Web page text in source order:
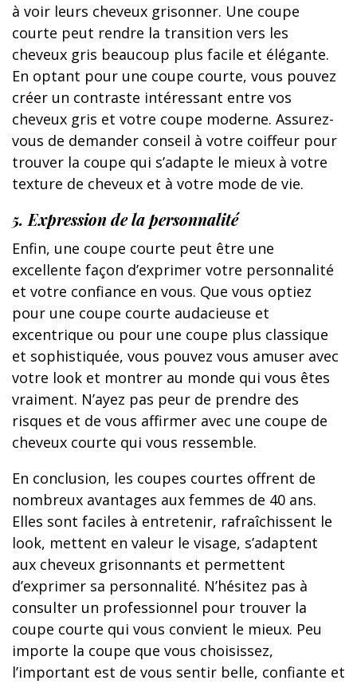
à voir leurs cheveux grisonner. Une coupe
courte peut rendre la transition vers les
cheveux gris beaucoup plus facile et élégante.
En optant pour une coupe courte, vous pouvez
créer un contraste intéressant entre vos
cheveux gris et votre coupe moderne. Assurez-
vous de demander conseil à votre coiffeur pour
trouver la coupe qui s’adapte le mieux à votre
texture de cheveux et à votre mode de vie.
5. Expression de la personnalité
Enfin, une coupe courte peut être une
excellente façon d’exprimer votre personnalité
et votre confiance en vous. Que vous optiez
pour une coupe courte audacieuse et
excentrique ou pour une coupe plus classique
et sophistiquée, vous pouvez vous amuser avec
votre look et montrer au monde qui vous êtes
vraiment. N’ayez pas peur de prendre des
risques et de vous affirmer avec une coupe de
cheveux courte qui vous ressemble.
En conclusion, les coupes courtes offrent de
nombreux avantages aux femmes de 40 ans.
Elles sont faciles à entretenir, rafraîchissent le
look, mettent en valeur le visage, s’adaptent
aux cheveux grisonnants et permettent
d’exprimer sa personnalité. N’hésitez pas à
consulter un professionnel pour trouver la
coupe courte qui vous convient le mieux. Peu
importe la coupe que vous choisissez,
l’important est de vous sentir belle, confiante et